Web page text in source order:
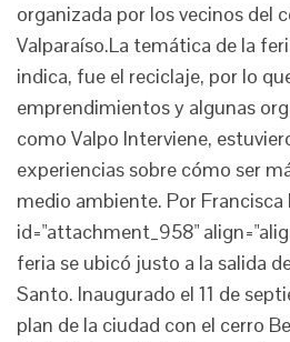
organizada por los vecinos del
Valparaíso.La temática de la
indica, fue el reciclaje, por lo
emprendimientos y algunas
como Valpo Interviene,
experiencias sobre cómo ser
medio ambiente. Por
id="attachment_958"
feria se ubicó justo a la salida
Santo. Inaugurado el 11 de
plan de la ciudad con el cerro